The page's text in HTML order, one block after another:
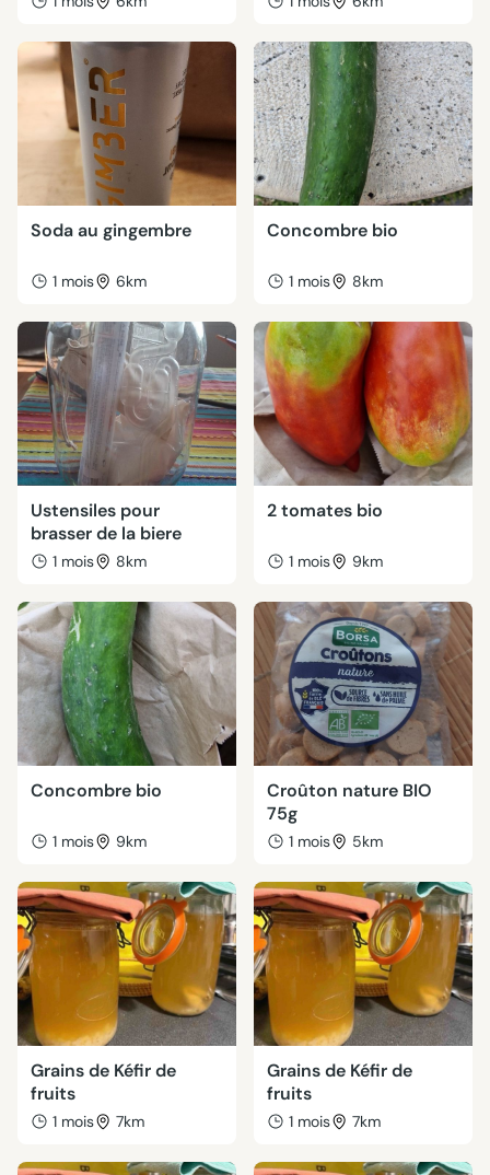
Soda au gingembre
1 mois 6km
Concombre bio
1 mois 8km
Ustensiles pour
brasser de la biere
1 mois 8km
2 tomates bio
1 mois 9km
Concombre bio
1 mois 9km
Croûton nature BIO
75g
1 mois 5km
Grains de Kéfir de
fruits
1 mois 7km
Grains de Kéfir de
fruits
1 mois 7km